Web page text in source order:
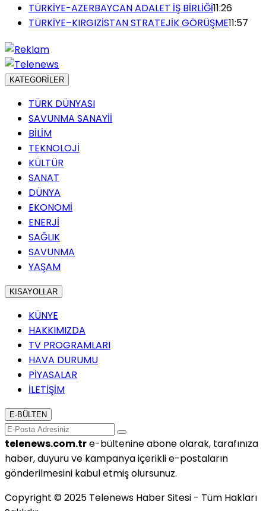
TÜRKİYE-AZERBAYCAN ADALET İŞ BİRLİĞİ11:26
TÜRKİYE–KIRGIZİSTAN STRATEJİK GÖRÜŞME11:57
KATEGORİLER
TÜRK DÜNYASI
SAVUNMA SANAYİİ
BİLİM
TEKNOLOJİ
KÜLTÜR
SANAT
DÜNYA
EKONOMİ
ENERJİ
SAĞLIK
SAVUNMA
YAŞAM
KISAYOLLAR
KÜNYE
HAKKIMIZDA
TV PROGRAMLARI
HAVA DURUMU
PİYASALAR
İLETİŞİM
E-BÜLTEN
telenews.com.tre-bültenine abone olarak, tarafınıza
haber, duyuru ve kampanya içerikli e-postaların
gönderilmesini kabul etmiş olursunuz.
Copyright © 2025 Telenews Haber Sitesi - Tüm Hakları